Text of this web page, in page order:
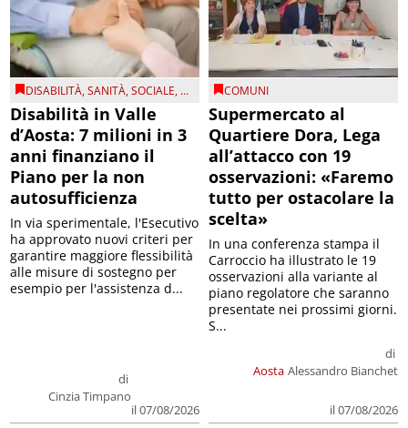
DISABILITÀ,SANITÀ,SOCIALE, ...
Disabilità in Valle
d’Aosta: 7 milioni in 3
anni finanziano il
Piano per la non
autosufficienza
di
Cinzia Timpano
il 07/08/2026
In via sperimentale, l'Esecutivo
ha approvato nuovi criteri per
garantire maggiore flessibilità
alle misure di sostegno per
esempio per l'assistenza d...
COMUNI
Supermercato al
Quartiere Dora, Lega
all’attacco con 19
osservazioni: «Faremo
tutto per ostacolare la
scelta»
Aosta
di
Alessandro Bianchet
il 07/08/2026
In una conferenza stampa il
Carroccio ha illustrato le 19
osservazioni alla variante al
piano regolatore che saranno
presentate nei prossimi giorni.
S...